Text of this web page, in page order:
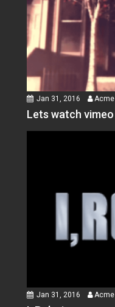
Jan 31, 2016 Acme
Lets watch vimeo
Jan 31, 2016 Acme